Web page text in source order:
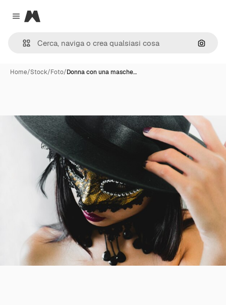
Close menu
Magnific
Cerca
Home/Stock/Foto/Donna con una masche…